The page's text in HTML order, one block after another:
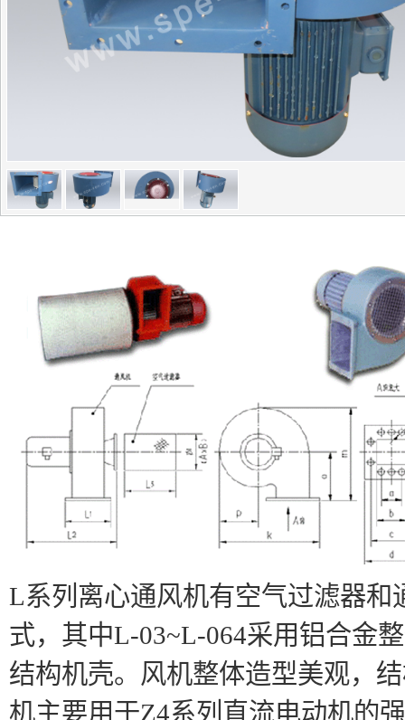
L系列离心通风机有空气过滤器
式，其中L-03~L-064采用铝合金
结构机壳。风机整体造型美观，
机主要用于Z4系列直流电动机的